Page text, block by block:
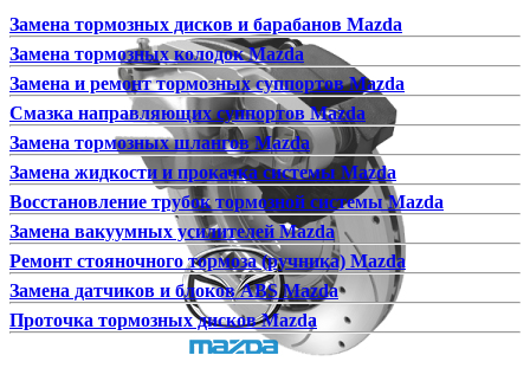
Замена тормозных дисков и барабанов Mazda
Замена тормозных колодок Mazda
Замена и ремонт тормозных суппортов Mazda
Смазка направляющих суппортов Mazda
Замена тормозных шлангов Mazda
Замена жидкости и прокачка системы Mazda
Восстановление трубок тормозной системы Mazda
Замена вакуумных усилителей Mazda
Ремонт стояночного тормоза (ручника) Mazda
Замена датчиков и блоков ABS Mazda
Проточка тормозных дисков Mazda